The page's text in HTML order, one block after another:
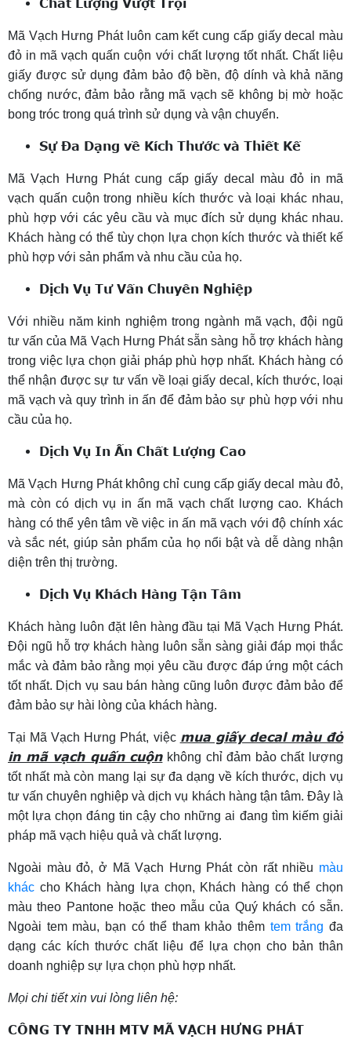
Chất Lượng Vượt Trội
Mã Vạch Hưng Phát luôn cam kết cung cấp giấy decal màu
đỏ in mã vạch quấn cuộn với chất lượng tốt nhất. Chất liệu
giấy được sử dụng đảm bảo độ bền, độ dính và khả năng
chống nước, đảm bảo rằng mã vạch sẽ không bị mờ hoặc
bong tróc trong quá trình sử dụng và vận chuyển.
Sự Đa Dạng về Kích Thước và Thiết Kế
Mã Vạch Hưng Phát cung cấp giấy decal màu đỏ in mã
vạch quấn cuộn trong nhiều kích thước và loại khác nhau,
phù hợp với các yêu cầu và mục đích sử dụng khác nhau.
Khách hàng có thể tùy chọn lựa chọn kích thước và thiết kế
phù hợp với sản phẩm và nhu cầu của họ.
Dịch Vụ Tư Vấn Chuyên Nghiệp
Với nhiều năm kinh nghiệm trong ngành mã vạch, đội ngũ
tư vấn của Mã Vạch Hưng Phát sẵn sàng hỗ trợ khách hàng
trong việc lựa chọn giải pháp phù hợp nhất. Khách hàng có
thể nhận được sự tư vấn về loại giấy decal, kích thước, loại
mã vạch và quy trình in ấn để đảm bảo sự phù hợp với nhu
cầu của họ.
Dịch Vụ In Ấn Chất Lượng Cao
Mã Vạch Hưng Phát không chỉ cung cấp giấy decal màu đỏ,
mà còn có dịch vụ in ấn mã vạch chất lượng cao. Khách
hàng có thể yên tâm về việc in ấn mã vạch với độ chính xác
và sắc nét, giúp sản phẩm của họ nổi bật và dễ dàng nhận
diện trên thị trường.
Dịch Vụ Khách Hàng Tận Tâm
Khách hàng luôn đặt lên hàng đầu tại Mã Vạch Hưng Phát.
Đội ngũ hỗ trợ khách hàng luôn sẵn sàng giải đáp mọi thắc
mắc và đảm bảo rằng mọi yêu cầu được đáp ứng một cách
tốt nhất. Dịch vụ sau bán hàng cũng luôn được đảm bảo để
đảm bảo sự hài lòng của khách hàng.
Tại Mã Vạch Hưng Phát, việc mua giấy decal màu đỏ
in mã vạch quấn cuộnkhông chỉ đảm bảo chất lượng
tốt nhất mà còn mang lại sự đa dạng về kích thước, dịch vụ
tư vấn chuyên nghiệp và dịch vụ khách hàng tận tâm. Đây là
một lựa chọn đáng tin cậy cho những ai đang tìm kiếm giải
pháp mã vạch hiệu quả và chất lượng.
Ngoài màu đỏ, ở Mã Vạch Hưng Phát còn rất nhiều màu
khác cho Khách hàng lựa chọn, Khách hàng có thể chọn
màu theo Pantone hoặc theo mẫu của Quý khách có sẵn.
Ngoài tem màu, bạn có thể tham khảo thêm tem trắng đa
dạng các kích thước chất liệu để lựa chọn cho bản thân
doanh nghiệp sự lựa chọn phù hợp nhất.
Mọi chi tiết xin vui lòng liên hệ:
CÔNG TY TNHH MTV MÃ VẠCH HƯNG PHÁT